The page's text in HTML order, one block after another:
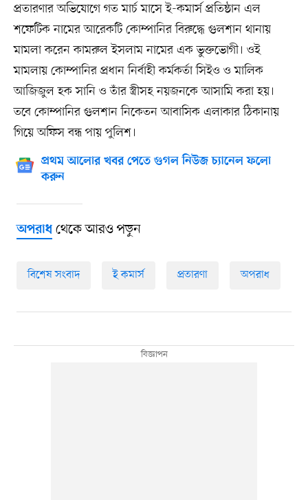
প্রতারণার অভিযোগে গত মার্চ মাসে ই-কমার্স প্রতিষ্ঠান এল
শফেটিক নামের আরেকটি কোম্পানির বিরুদ্ধে গুলশান থানায়
মামলা করেন কামরুল ইসলাম নামের এক ভুক্তভোগী। ওই
মামলায় কোম্পানির প্রধান নির্বাহী কর্মকর্তা সিইও ও মালিক
আজিজুল হক সানি ও তাঁর স্ত্রীসহ নয়জনকে আসামি করা হয়।
তবে কোম্পানির গুলশান নিকেতন আবাসিক এলাকার ঠিকানায়
গিয়ে অফিস বন্ধ পায় পুলিশ।
প্রথম আলোর খবর পেতে গুগল নিউজ চ্যানেল ফলো
করুন
অপরাধথেকে আরও পড়ুন
বিশেষ সংবাদ ই কমার্স প্রতারণা অপরাধ